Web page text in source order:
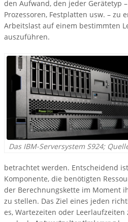
den Aufwand, den jeder Gerätetyp
Prozessoren, Festplatten usw. – zu
Arbeitslast auf einem bestimmten
auszuführen.
Das IBM-Serversystem S924;
betrachtet werden. Entscheidend
Komponente, die benötigten
der Berechnungskette im Moment
zu stellen. Das Ziel eines jeden
es, Wartezeiten oder